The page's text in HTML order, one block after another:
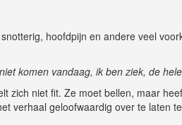
hoofdpijn en andere veel
komen vandaag, ik ben ziek, de
zich niet fit. Ze moet bellen, maar
verhaal geloofwaardig over te laten